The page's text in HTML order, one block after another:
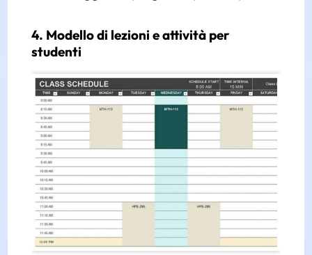
4. Modello di lezioni e attività per
studenti